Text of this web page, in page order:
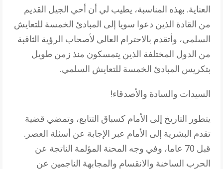
العناية. بهذه المناسبة، يطيب لي أن أحي الجيل القديم
من القادة الذين دعوا سويا إلى المبادئ الخمسة للتعايش
السلمي، وأتقدم بالاحترام العالي لأصحاب الرؤية الثاقبة
من الدول المختلفة الذين يتمسكون منذ زمن طويل
بتكريس المبادئ الخمسة للتعايش السلمي.
السيدات والسادة والأصدقاء!
يتطور التاريخ إلى الأمام كسباق التتابع، وتمضي قضية
تقدم البشرية إلى الأمام عبر الإجابة عن أسئلة العصر.
قبل 70 عاما، وفي وجه المحنة المؤلمة الناتجة عن
الحرب الساخنة والانقسام والمجابهة الناجمين عن